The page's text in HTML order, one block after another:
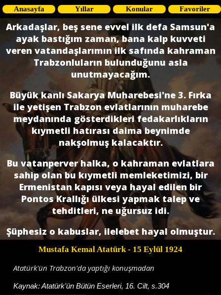
Anasayfa Yıllar Konular Favoriler
Arkadaşlar, beş sene evvel ilk defa Samsun'a
ayak bastığım zaman, bana kalp kuvveti
veren vatandaşlarımın ilk safında kahraman
Trabzonluların bulunduğunu asla
unutmayacağım.
Büyük kanlı Sakarya Muharebesi'ne 3. Fırka
ile yetişen Trabzon evlatlarının muharebe
meydanında gösterdikleri fedakarlıkların
kıymetli hatırası daima beynimde
nakşolmuş kalacaktır.
Bu vatanperver halka, o kahraman evlatlara
sahip olan bu kıymetli memleketimizi, bir
Ermenistan kapısı veya hayal edilen bir
Pontos Krallığı ülkesi yapmak talep ve
tehditleri, ne uğursuz idi.
Şüphesiz o kabuslar, ilelebet hayal olmuştur.
Mustafa Kemal Atatürk- 15 Eylül 1924
Atatürk'ün Trabzon'da yaptığı konuşmadan
Kaynak:Atatürk'ün Bütün Eserleri, 16. Cilt, s.304